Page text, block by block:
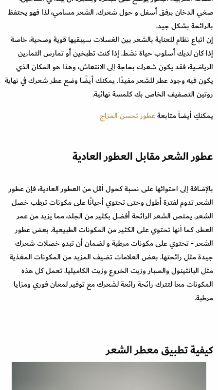
صغي الدخان برفق أسفل و حول شعرك. الشعر مسامي، لذا فهو يحتفظ
بالرائحة بشكل جيد.
إن اتباع نظام للعناية بالشعر بين الغسلات سيبقيها قوية وصحية، خاصة
إذا كان لديك أسلوب حياة نشط. إذا كنت تطبخين أو تمارس التمارين
الرياضية، فقد يكون شعرك بحاجة إلى الانتعاش، وهذا هو المكان الذي
يكون فيه وجود عطر للشعر مفيدًا. يمكنك أيضًا وضع عطر شعرك في نهاية
روتين التصفيف الخاص بك كلمسة نهائية.
يمكنكِ أيضاً متابعةعطور تحسن المزاج
عطور الشعر مقابل العطور العادية
بالإضافة إلى احتوائها على نسبة كحول أقل من العطور العادية، فإن عطور
الشعر تدوم لفترة أطول وحتى تحتوي أحيانًا على مكونات ترطب خصل
الشعر. يمتص الشعر الرائحة أفضل بكثير من الجلد، مما يزيد من عمر
العطر. كما أنها تحتوي على الكثير من المكونات الطبيعية. بعض عطور
الشعر - تحتوي على مكونات مرطبة و لضمان أن تبدو خصلات شعرك
جيدة مثل رائحتها. بعض العلامات تضيف المزيد من المكونات المغذية
مثل البانثينول والصبار وزيت الخروع وزيت الكاميليا. تعمل كل هذه
المكونات معًا لتترك رائحة رائعة لشعرك مع توفير لمعان فوري ومزايا
مرطبة.
كيفية تطبيق معطر الشعر